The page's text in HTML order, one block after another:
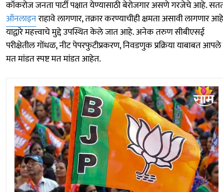
कॉकरोज जनता पार्टी पक्षात येण्यासाठी बेरोजगार असणे गरजेचे आहे.
ऑनलाइनराहावे लागणार, तक्रार करण्याचीही क्षमता असावी लागणार
याद्वारे महत्त्वाचे मुद्दे उपस्थित केले जात आहे. अनेक तरुण सीबीएसई
परीक्षेतील गोंधळ, नीट पेपरफुटीप्रकरण, निवडणुक प्रक्रिया याबाबत आपले
मत मांडत स्पष्ट मत मांडत आहेत.